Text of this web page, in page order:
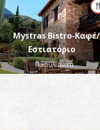
Mystras Bistro-Καφέ/
Εστιατόριο
Πικουλιάνικα